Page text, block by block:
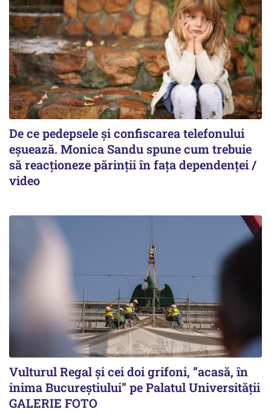
De ce pedepsele și confiscarea telefonului
eșuează. Monica Sandu spune cum trebuie
să reacționeze părinții în fața dependenței /
video
Vulturul Regal și cei doi grifoni, ”acasă, în
inima Bucureștiului” pe Palatul Universității
GALERIE FOTO